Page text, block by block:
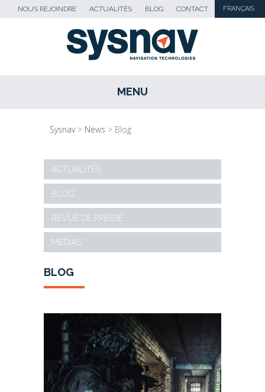
FRANÇAIS
CONTACT
BLOG
ACTUALITÉS
NOUS REJOINDRE
MENU
SKIP TO CONTENT
Sysnav> News > Blog
ACTUALITÉS
BLOG
REVUE DE PRESSE
MÉDIAS
BLOG